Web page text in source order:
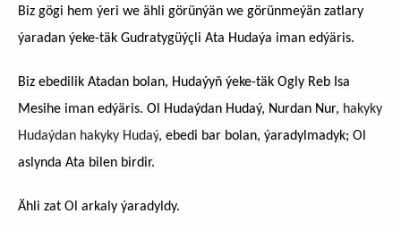
Biz gögi hem ýeri we ähli görünýän we görünmeýän zatlary
ýaradan ýeke-täk Gudratygüýçli Ata Hudaýa iman edýäris.
Biz ebedilik Atadan bolan, Hudaýyň ýeke-täk Ogly Reb Isa
Mesihe iman edýäris. Ol Hudaýdan Hudaý, Nurdan Nur, hakyky
Hudaýdan hakyky Hudaý, ebedi bar bolan, ýaradylmadyk; Ol
aslynda Ata bilen birdir.
Ähli zat Ol arkaly ýaradyldy.